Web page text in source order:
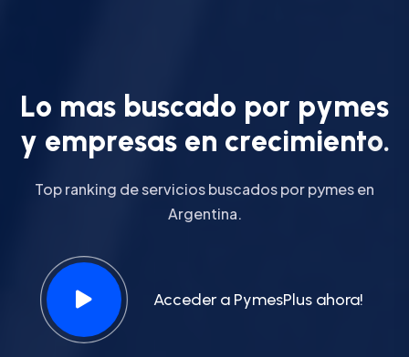
Lo mas buscado por pymes
y empresas en crecimiento.
Top ranking de servicios buscados por pymes en
Argentina.
Acceder a PymesPlus ahora!